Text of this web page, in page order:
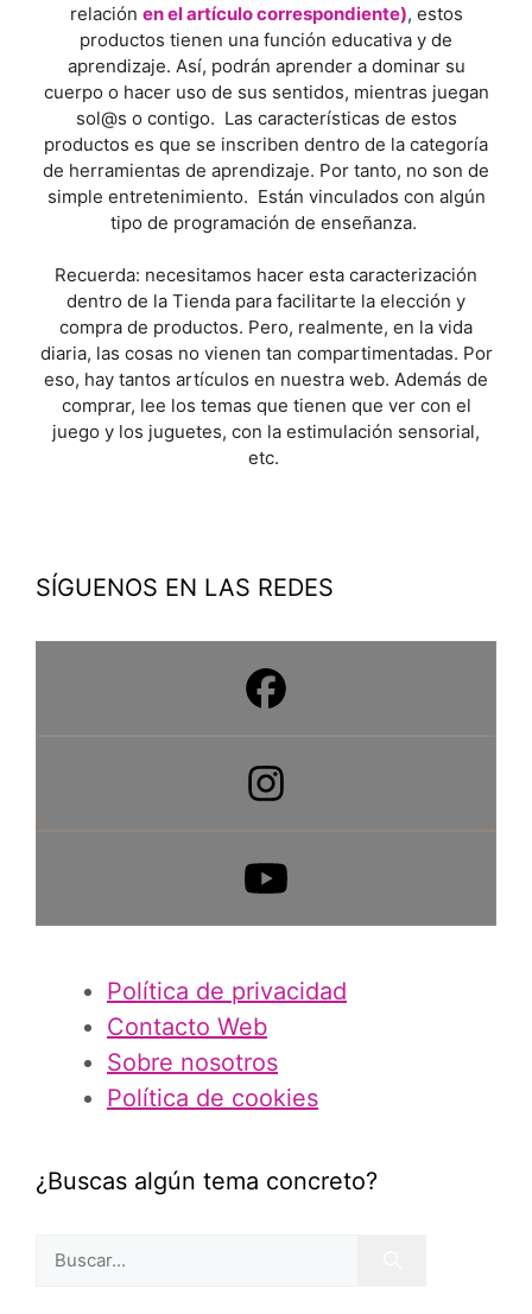
relación en el artículo correspondiente), estos
productos tienen una función educativa y de
aprendizaje. Así, podrán aprender a dominar su
cuerpo o hacer uso de sus sentidos, mientras juegan
sol@s o contigo. Las características de estos
productos es que se inscriben dentro de la categoría
de herramientas de aprendizaje. Por tanto, no son de
simple entretenimiento. Están vinculados con algún
tipo de programación de enseñanza.
Recuerda: necesitamos hacer esta caracterización
dentro de la Tienda para facilitarte la elección y
compra de productos. Pero, realmente, en la vida
diaria, las cosas no vienen tan compartimentadas. Por
eso, hay tantos artículos en nuestra web. Además de
comprar, lee los temas que tienen que ver con el
juego y los juguetes, con la estimulación sensorial,
etc.
SÍGUENOS EN LAS REDES
Política de privacidad
Contacto Web
Sobre nosotros
Política de cookies
¿Buscas algún tema concreto?